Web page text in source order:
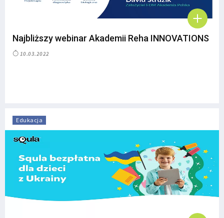
Najbliższy webinar Akademii Reha INNOVATIONS
10.03.2022
Edukacja